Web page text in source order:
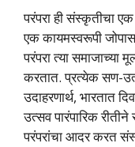
परंपरा ही संस्कृतीचा
एक कायमस्वरूपी
परंपरा त्या समाजाच्या
करतात. प्रत्येक सण-
उदाहरणार्थ, भारतात
उत्सव पारंपारिक
परंपरांचा आदर करत